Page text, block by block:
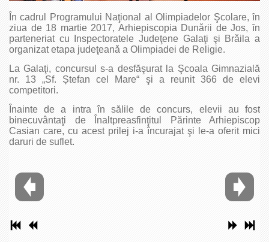
Ȋn cadrul Programului Naţional al Olimpiadelor Şcolare, ȋn
ziua de 18 martie 2017, Arhiepiscopia Dunǎrii de Jos, ȋn
parteneriat cu Inspectoratele Judeţene Galaţi şi Brǎila a
organizat etapa judeţeanǎ a Olimpiadei de Religie.
La Galaţi, concursul s-a desfăşurat la Şcoala Gimnazială
nr. 13 „Sf. Ștefan cel Mare“ şi a reunit 366 de elevi
competitori.
Înainte de a intra în sălile de concurs, elevii au fost
binecuvântaţi de Înaltpreasfinţitul Părinte Arhiepiscop
Casian care, cu acest prilej i-a încurajat şi le-a oferit mici
daruri de suflet.